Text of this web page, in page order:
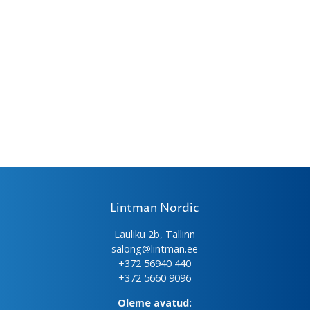
Lintman Nordic
Lauliku 2b, Tallinn
salong@lintman.ee
+372 56940 440
+372 5660 9096
Oleme avatud: